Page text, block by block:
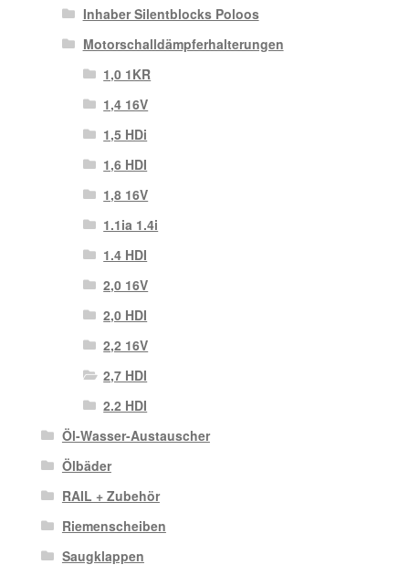
Inhaber Silentblocks Poloos
Motorschalldämpferhalterungen
1,0 1KR
1,4 16V
1,5 HDi
1,6 HDI
1,8 16V
1.1ia 1.4i
1.4 HDI
2,0 16V
2,0 HDI
2,2 16V
2,7 HDI
2.2 HDI
Öl-Wasser-Austauscher
Ölbäder
RAIL + Zubehör
Riemenscheiben
Saugklappen